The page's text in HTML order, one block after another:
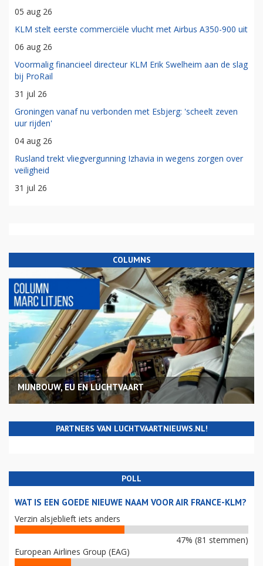
05 aug 26
KLM stelt eerste commerciële vlucht met Airbus A350-900 uit
06 aug 26
Voormalig financieel directeur KLM Erik Swelheim aan de slag
bij ProRail
31 jul 26
Groningen vanaf nu verbonden met Esbjerg: 'scheelt zeven
uur rijden'
04 aug 26
Rusland trekt vliegvergunning Izhavia in wegens zorgen over
veiligheid
31 jul 26
COLUMNS
MIJNBOUW, EU EN LUCHTVAART
PARTNERS VAN LUCHTVAARTNIEUWS.NL!
POLL
WAT IS EEN GOEDE NIEUWE NAAM VOOR AIR FRANCE-KLM?
Verzin alsjeblieft iets anders
47% (81 stemmen)
European Airlines Group (EAG)